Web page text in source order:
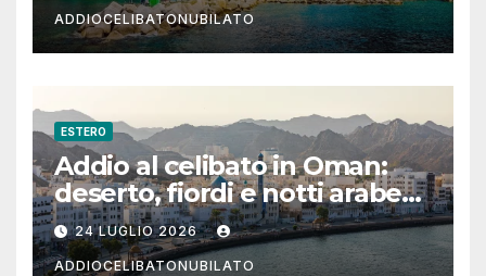
ADDIOCELIBATONUBILATO
ESTERO
Addio al celibato in Oman:
deserto, fiordi e notti arabe
tra Muscat e Musandam
24 LUGLIO 2026
ADDIOCELIBATONUBILATO